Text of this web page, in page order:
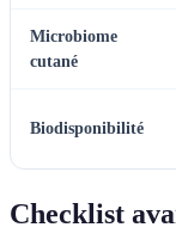
Microbiome
cutané
Biodisponibilité
Checklist